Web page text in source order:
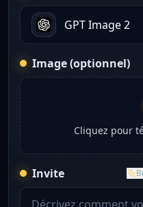
GPT Image 2
Image (optionnel)
Cliquez pour
Invite